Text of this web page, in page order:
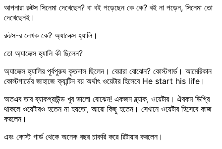
আপনারা রুটস সিনেমা দেখেছেন? বা বই পড়েছেন কে কে? বই না পড়েন, সিনেমা তো
দেখেছেনই।
রুটস-র লেখক কে? অ্যালেক্স হ্যালি।
তো অ্যালেক্স হ্যালি কী ছিলেন?
অ্যালেক্স হ্যালির পূর্বপুরুষ কৃতদাস ছিলেন। বেয়ারা বোঝেন? কোস্টগার্ড। আমেরিকান
কোস্টগার্ডের জাহাজে ক্যান্টিন বয় অর্থাৎ ওয়েটার হিসেবে He start his life।
অতএব তার ব্যাকগ্রাউন্ড খুব ভালো বোঝেন! একজন ব্ল্যাক, ওয়েটার। ঐরকম ডিগ্রি
থাকলে ওয়েটারও হতেন না হয়তো, আরো কিছু হতেন। সেখানে ওয়েটার হিসেবে কাজ
করলেন।
এবং কোস্ট গার্ড থেকে অনেক বছর চাকরি করে রিটায়ার করলেন।